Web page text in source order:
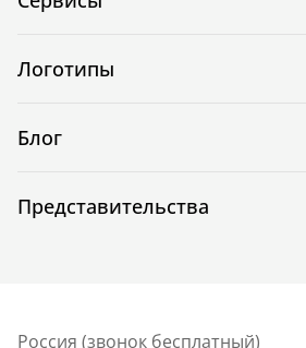
Логотипы
Блог
Представительства
Россия (звонок бесплатный)